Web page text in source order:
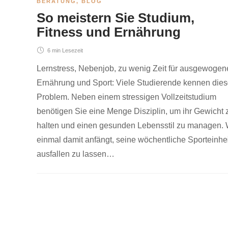
So meistern Sie Studium,
Fitness und Ernährung
6 min Lesezeit
Lernstress, Nebenjob, zu wenig Zeit für
Ernährung und Sport: Viele Studierende kennen
Problem. Neben einem stressigen Vollzeitstudium
benötigen Sie eine Menge Disziplin, um ihr Gewicht
halten und einen gesunden Lebensstil zu managen.
einmal damit anfängt, seine wöchentliche
ausfallen zu lassen…